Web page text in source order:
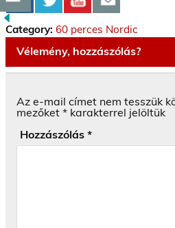
Category: 60 perces Nordic
Vélemény, hozzászólás?
Az e-mail címet nem tesszük
mezőket * karakterrel jelöltük
Hozzászólás *